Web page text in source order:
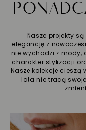
Nasze projekty
elegancję z
nie wychodzi z mody,
charakter stylizacji
Nasze kolekcje cieszą
lata nie tracą